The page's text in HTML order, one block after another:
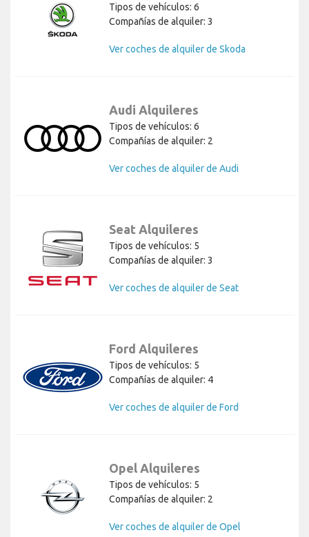
Tipos de vehículos: 6
Compañías de alquiler: 3
Ver coches de alquiler de Skoda
Audi Alquileres
Tipos de vehículos: 6
Compañías de alquiler: 2
Ver coches de alquiler de Audi
Seat Alquileres
Tipos de vehículos: 5
Compañías de alquiler: 3
Ver coches de alquiler de Seat
Ford Alquileres
Tipos de vehículos: 5
Compañías de alquiler: 4
Ver coches de alquiler de Ford
Opel Alquileres
Tipos de vehículos: 5
Compañías de alquiler: 2
Ver coches de alquiler de Opel